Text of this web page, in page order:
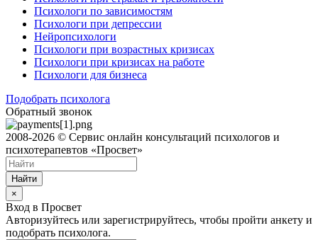
Психологи по зависимостям
Психологи при депрессии
Нейропсихологи
Психологи при возрастных кризисах
Психологи при кризисах на работе
Психологи для бизнеса
Подобрать психолога
Обратный звонок
2008-2026 © Сервис онлайн консультаций психологов и
психотерапевтов «Просвет»
Найти
×
Вход в Просвет
Авторизуйтесь или зарегистрируйтесь, чтобы пройти анкету и
подобрать психолога.